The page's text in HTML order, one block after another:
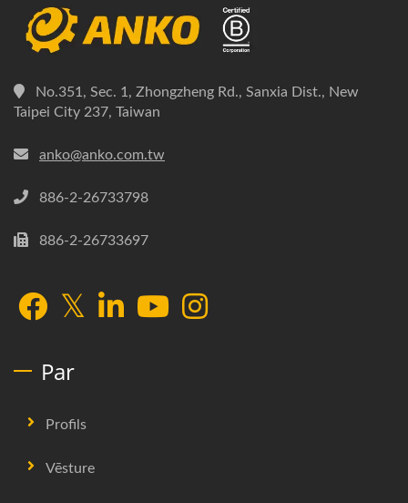
No.351, Sec. 1, Zhongzheng Rd., Sanxia Dist., New
Taipei City 237, Taiwan
anko@anko.com.tw
886-2-26733798
886-2-26733697
Par
Profils
Vēsture